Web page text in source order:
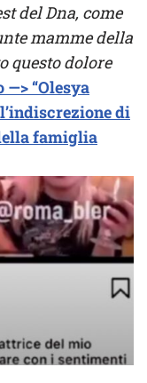
del Dna, come
mamme della
questo dolore
—> “Olesya
di
famiglia